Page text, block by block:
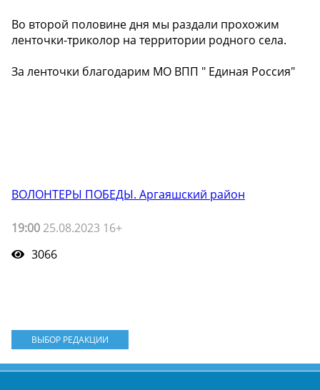
Во второй половине дня мы раздали прохожим
ленточки-триколор на территории родного села.
За ленточки благодарим МО ВПП " Единая Россия"
ВОЛОНТЕРЫ ПОБЕДЫ. Аргаяшский район
19:00 25.08.2023 16+
3066
ВЫБОР РЕДАКЦИИ